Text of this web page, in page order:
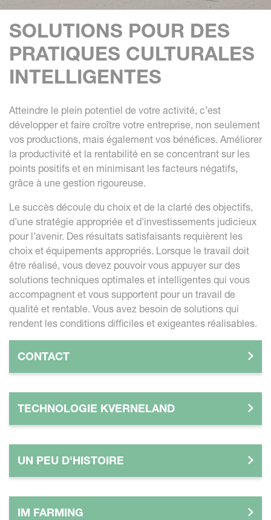
SOLUTIONS POUR DES
PRATIQUES CULTURALES
INTELLIGENTES
Atteindre le plein potentiel de votre activité, c’est
développer et faire croître votre entreprise, non seulement
vos productions, mais également vos bénéfices. Améliorer
la productivité et la rentabilité en se concentrant sur les
points positifs et en minimisant les facteurs négatifs,
grâce à une gestion rigoureuse.
Le succès découle du choix et de la clarté des objectifs,
d’une stratégie appropriée et d'investissements judicieux
pour l’avenir. Des résultats satisfaisants requièrent les
choix et équipements appropriés. Lorsque le travail doit
être réalisé, vous devez pouvoir vous appuyer sur des
solutions techniques optimales et intelligentes qui vous
accompagnent et vous supportent pour un travail de
qualité et rentable. Vous avez besoin de solutions qui
rendent les conditions difficiles et exigeantes réalisables.
CONTACT
TECHNOLOGIE KVERNELAND
UN PEU D'HISTOIRE
IM FARMING